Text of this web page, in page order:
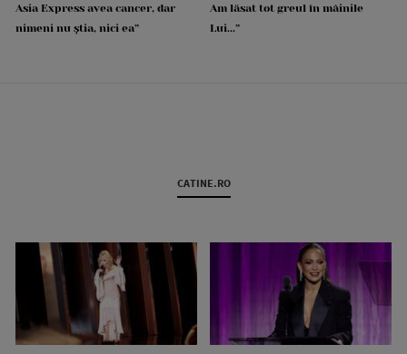
Asia Express avea cancer, dar
nimeni nu știa, nici ea”
Am lăsat tot greul în mâinile
Lui...”
CATINE.RO